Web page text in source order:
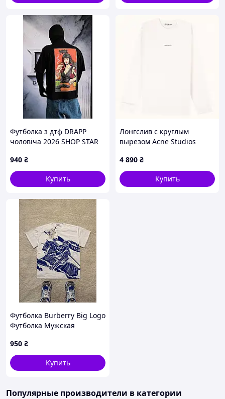
Футболка з дтф DRAPP
чоловіча 2026 SHOP STAR
940 ₴
Купить
Лонгслив с круглым
вырезом Acne Studios
4 890 ₴
Купить
Футболка Burberry Big Logo
Футболка Мужская
950 ₴
Купить
Популярные производители в категории